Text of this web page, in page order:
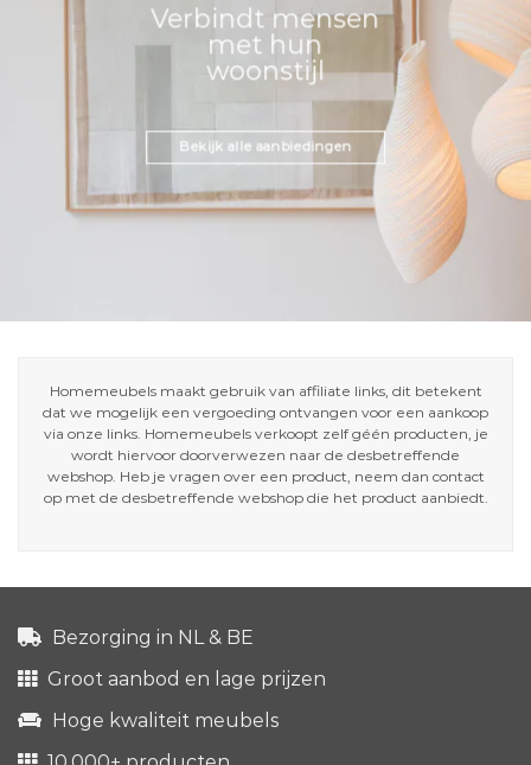
Verbindt mensen
met hun
woonstijl
Bekijk alle aanbiedingen
Homemeubels maakt gebruik van affiliate links, dit betekent
dat we mogelijk een vergoeding ontvangen voor een aankoop
via onze links. Homemeubels verkoopt zelf géén producten, je
wordt hiervoor doorverwezen naar de desbetreffende
webshop. Heb je vragen over een product, neem dan contact
op met de desbetreffende webshop die het product aanbiedt.
Bezorging in NL & BE
Groot aanbod en lage prijzen
Hoge kwaliteit meubels